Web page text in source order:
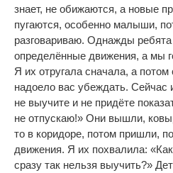
знает, не обижаются, а новые
пугаются, особенно малыши,
разговариваю. Однажды
определённые движения, а мы
Я их отругала сначала, а потом
надоело вас убеждать. Сейчас
не выучите и не придёте
не отпускаю!» Они вышли,
то в коридоре, потом пришли,
движения. Я их похвалила: «
сразу так нельзя выучить?»